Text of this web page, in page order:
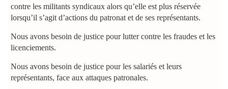
contre les militants syndicaux alors qu’elle est plus réservée
lorsqu’il s’agit d’actions du patronat et de ses représentants.
Nous avons besoin de justice pour lutter contre les fraudes et les
licenciements.
Nous avons besoin de justice pour les salariés et leurs
représentants, face aux attaques patronales.